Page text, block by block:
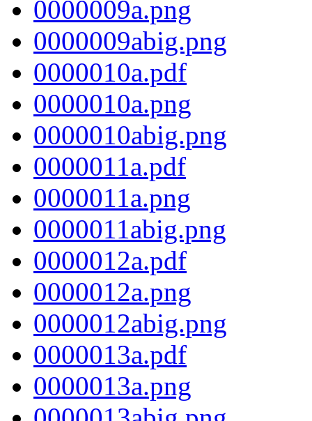
0000009a.png
0000009abig.png
0000010a.pdf
0000010a.png
0000010abig.png
0000011a.pdf
0000011a.png
0000011abig.png
0000012a.pdf
0000012a.png
0000012abig.png
0000013a.pdf
0000013a.png